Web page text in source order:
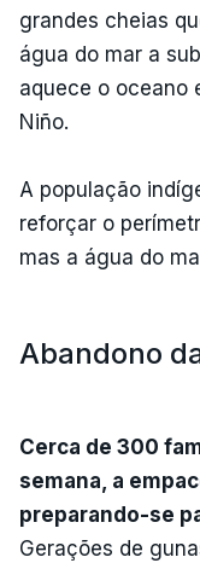
grandes cheias
água do mar a
aquece o oceano
Niño.
A população
reforçar o
mas a água do
Abandono
Cerca de 300
semana, a
preparando-se
Gerações de